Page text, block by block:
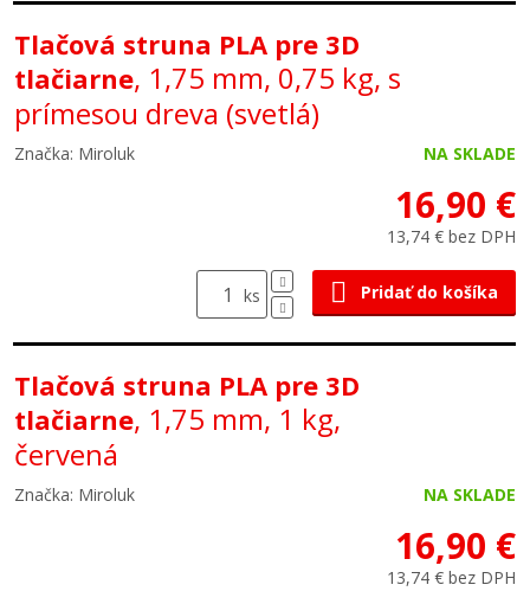
Tlačová struna PLA pre 3D
tlačiarne, 1,75 mm, 0,75 kg, s
prímesou dreva (svetlá)
Značka: Miroluk NA SKLADE
16,90 €
13,74 € bez DPH
ks Pridať do košíka
Tlačová struna PLA pre 3D
tlačiarne, 1,75 mm, 1 kg,
červená
Značka: Miroluk NA SKLADE
16,90 €
13,74 € bez DPH